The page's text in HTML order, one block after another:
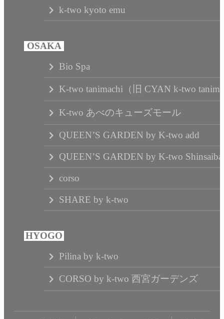
k-two kyoto emu
Bio Spa
K-two tanimachi（旧 CYAN k-two
K-two あべのキューズモール
QUEEN’S GARDEN by K-two add
QUEEN’S GARDEN by K-two
corso
SHARE by k-two
Pilina by k-two
CORSO by k-two 西宮ガーデンズ